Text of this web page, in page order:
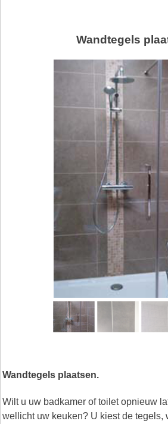
Wandtegels
Wandtegels plaatsen.
Wilt u uw badkamer of toilet opnieuw
wellicht uw keuken? U kiest de tegels,